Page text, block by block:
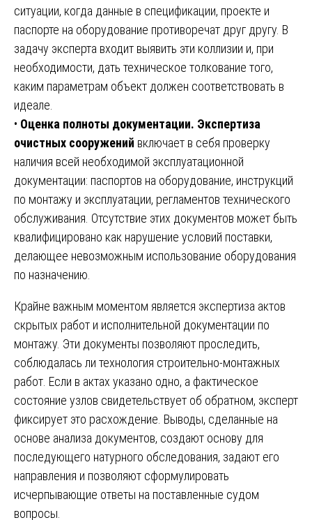
ситуации, когда данные в спецификации, проекте и
паспорте на оборудование противоречат друг другу. В
задачу эксперта входит выявить эти коллизии и, при
необходимости, дать техническое толкование того,
каким параметрам объект должен соответствовать в
идеале.
• Оценка полноты документации. Экспертиза
очистных сооружений включает в себя проверку
наличия всей необходимой эксплуатационной
документации: паспортов на оборудование, инструкций
по монтажу и эксплуатации, регламентов технического
обслуживания. Отсутствие этих документов может быть
квалифицировано как нарушение условий поставки,
делающее невозможным использование оборудования
по назначению.
Крайне важным моментом является экспертиза актов
скрытых работ и исполнительной документации по
монтажу. Эти документы позволяют проследить,
соблюдалась ли технология строительно-монтажных
работ. Если в актах указано одно, а фактическое
состояние узлов свидетельствует об обратном, эксперт
фиксирует это расхождение. Выводы, сделанные на
основе анализа документов, создают основу для
последующего натурного обследования, задают его
направления и позволяют сформулировать
исчерпывающие ответы на поставленные судом
вопросы.